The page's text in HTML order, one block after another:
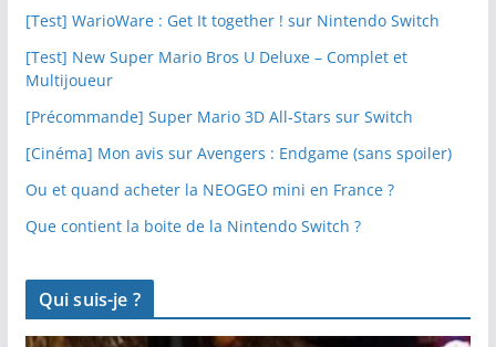
[Test] WarioWare : Get It together ! sur Nintendo Switch
[Test] New Super Mario Bros U Deluxe – Complet et
Multijoueur
[Précommande] Super Mario 3D All-Stars sur Switch
[Cinéma] Mon avis sur Avengers : Endgame (sans spoiler)
Ou et quand acheter la NEOGEO mini en France ?
Que contient la boite de la Nintendo Switch ?
Qui suis-je ?